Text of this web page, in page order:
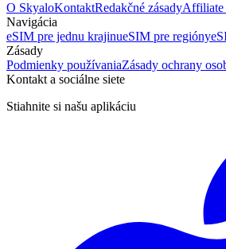
O SkyaloKontaktRedakčné zásadyAffiliate
Navigácia
eSIM pre jednu krajinueSIM pre regióny
Zásady
Podmienky používaniaZásady ochrany
Kontakt a sociálne siete
Stiahnite si našu aplikáciu